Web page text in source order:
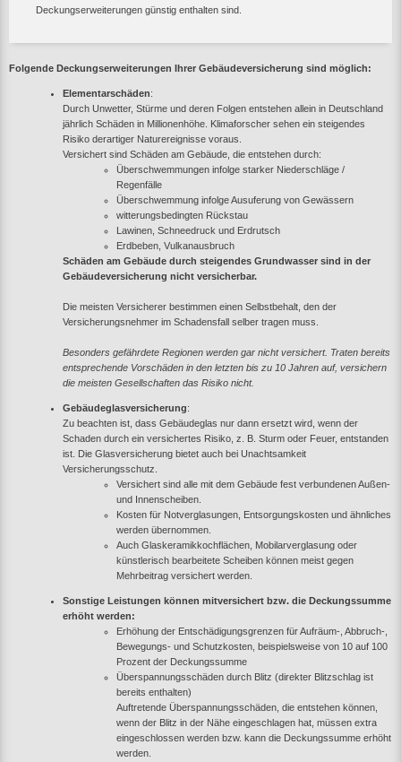
Deckungserweiterungen günstig enthalten sind.
Folgende Deckungserweiterungen Ihrer Gebäudeversicherung sind möglich:
Elementarschäden:
Durch Unwetter, Stürme und deren Folgen entstehen allein in Deutschland
jährlich Schäden in Millionenhöhe. Klimaforscher sehen ein steigendes
Risiko derartiger Naturereignisse voraus.
Versichert sind Schäden am Gebäude, die entstehen durch:
Überschwemmungen infolge starker Niederschläge /
Regenfälle
Überschwemmung infolge Ausuferung von Gewässern
witterungsbedingten Rückstau
Lawinen, Schneedruck und Erdrutsch
Erdbeben, Vulkanausbruch
Schäden am Gebäude durch steigendes Grundwasser sind in der
Gebäudeversicherung nicht versicherbar.
Die meisten Versicherer bestimmen einen Selbstbehalt, den der
Versicherungsnehmer im Schadensfall selber tragen muss.
Besonders gefährdete Regionen werden gar nicht versichert. Traten bereits
entsprechende Vorschäden in den letzten bis zu 10 Jahren auf, versichern
die meisten Gesellschaften das Risiko nicht.
Gebäudeglasversicherung:
Zu beachten ist, dass Gebäudeglas nur dann ersetzt wird, wenn der
Schaden durch ein versichertes Risiko, z. B. Sturm oder Feuer, entstanden
ist. Die Glasversicherung bietet auch bei Unachtsamkeit
Versicherungsschutz.
Versichert sind alle mit dem Gebäude fest verbundenen Außen-
und Innenscheiben.
Kosten für Notverglasungen, Entsorgungskosten und ähnliches
werden übernommen.
Auch Glaskeramikkochflächen, Mobilarverglasung oder
künstlerisch bearbeitete Scheiben können meist gegen
Mehrbeitrag versichert werden.
Sonstige Leistungen können mitversichert bzw. die Deckungssumme
erhöht werden:
Erhöhung der Entschädigungsgrenzen für Aufräum-, Abbruch-,
Bewegungs- und Schutzkosten, beispielsweise von 10 auf 100
Prozent der Deckungssumme
Überspannungsschäden durch Blitz (direkter Blitzschlag ist
bereits enthalten)
Auftretende Überspannungsschäden, die entstehen können,
wenn der Blitz in der Nähe eingeschlagen hat, müssen extra
eingeschlossen werden bzw. kann die Deckungssumme erhöht
werden.